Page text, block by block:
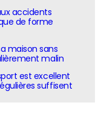
accidents
de forme
maison sans
malin
est excellent
suffisent